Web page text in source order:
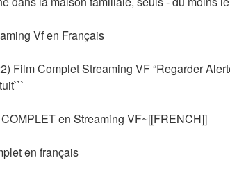
Vf en Français
Film Complet Streaming VF “Regarder
en Streaming VF~[[FRENCH]]
en français